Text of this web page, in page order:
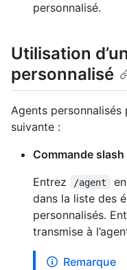
personnalisé.
Utilisation
personnalisé
Agents
suivante :
Commande slash
Entrez
/agent
dans la liste des
personnalisés.
transmise à
Remarque